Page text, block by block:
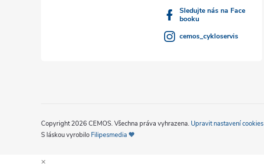
Sledujte nás na Face
booku
cemos_cykloservis
Copyright 2026 CEMOS. Všechna práva vyhrazena. Upravit nastavení cookies
S láskou vyrobilo Filipesmedia 🧡
×